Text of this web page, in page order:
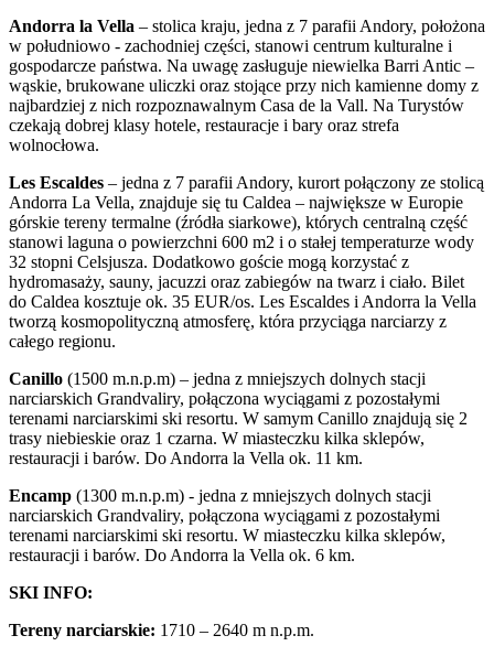
Andorra la Vella – stolica kraju, jedna z 7 parafii Andory, położona
w południowo - zachodniej części, stanowi centrum kulturalne i
gospodarcze państwa. Na uwagę zasługuje niewielka Barri Antic –
wąskie, brukowane uliczki oraz stojące przy nich kamienne domy z
najbardziej z nich rozpoznawalnym Casa de la Vall. Na Turystów
czekają dobrej klasy hotele, restauracje i bary oraz strefa
wolnocłowa.
Les Escaldes – jedna z 7 parafii Andory, kurort połączony ze stolicą
Andorra La Vella, znajduje się tu Caldea – największe w Europie
górskie tereny termalne (źródła siarkowe), których centralną część
stanowi laguna o powierzchni 600 m2 i o stałej temperaturze wody
32 stopni Celsjusza. Dodatkowo goście mogą korzystać z
hydromasaży, sauny, jacuzzi oraz zabiegów na twarz i ciało. Bilet
do Caldea kosztuje ok. 35 EUR/os. Les Escaldes i Andorra la Vella
tworzą kosmopolityczną atmosferę, która przyciąga narciarzy z
całego regionu.
Canillo (1500 m.n.p.m) – jedna z mniejszych dolnych stacji
narciarskich Grandvaliry, połączona wyciągami z pozostałymi
terenami narciarskimi ski resortu. W samym Canillo znajdują się 2
trasy niebieskie oraz 1 czarna. W miasteczku kilka sklepów,
restauracji i barów. Do Andorra la Vella ok. 11 km.
Encamp (1300 m.n.p.m) - jedna z mniejszych dolnych stacji
narciarskich Grandvaliry, połączona wyciągami z pozostałymi
terenami narciarskimi ski resortu. W miasteczku kilka sklepów,
restauracji i barów. Do Andorra la Vella ok. 6 km.
SKI INFO:
Tereny narciarskie: 1710 – 2640 m n.p.m.